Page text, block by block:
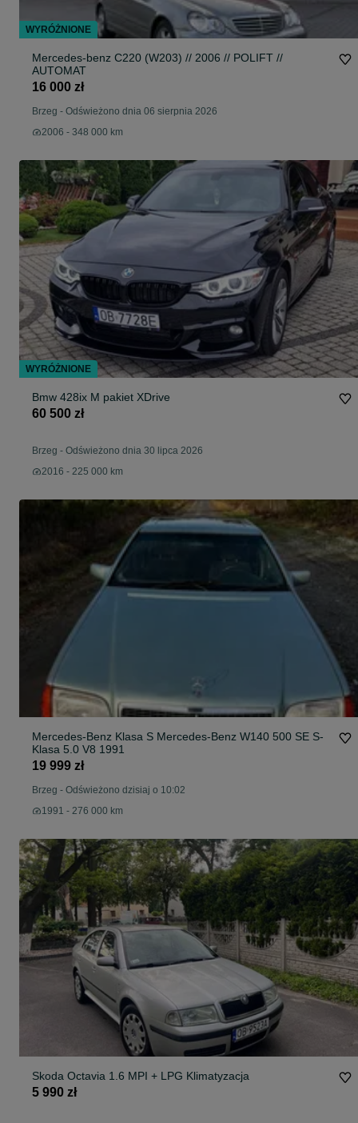
Mercedes-benz C220 (W203) // 2006 // POLIFT //
AUTOMAT
16 000 zł
Brzeg - Odświeżono dnia 06 sierpnia 2026
2006 - 348 000 km
Bmw 428ix M pakiet XDrive
60 500 zł
Brzeg - Odświeżono dnia 30 lipca 2026
2016 - 225 000 km
Mercedes-Benz Klasa S Mercedes-Benz W140 500 SE S-
Klasa 5.0 V8 1991
19 999 zł
Brzeg - Odświeżono dzisiaj o 10:02
1991 - 276 000 km
Skoda Octavia 1.6 MPI + LPG Klimatyzacja
5 990 zł
WYRÓŻNIONE
WYRÓŻNIONE